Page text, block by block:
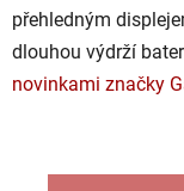
přehledným
dlouhou výdrží
novinkami značky